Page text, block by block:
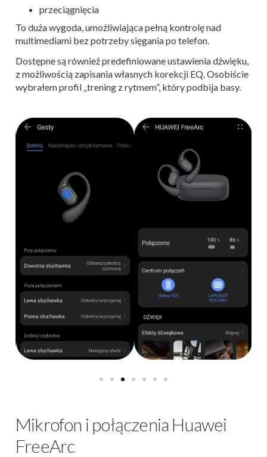
przeciągnięcia
To duża wygoda, umożliwiająca pełną kontrolę nad
multimediami bez potrzeby sięgania po telefon.
Dostępne są również predefiniowane ustawienia dźwięku,
z możliwością zapisania własnych korekcji EQ. Osobiście
wybrałem profil „trening z rytmem”, który podbija basy.
Mikrofon i połączenia Huawei
FreeArc